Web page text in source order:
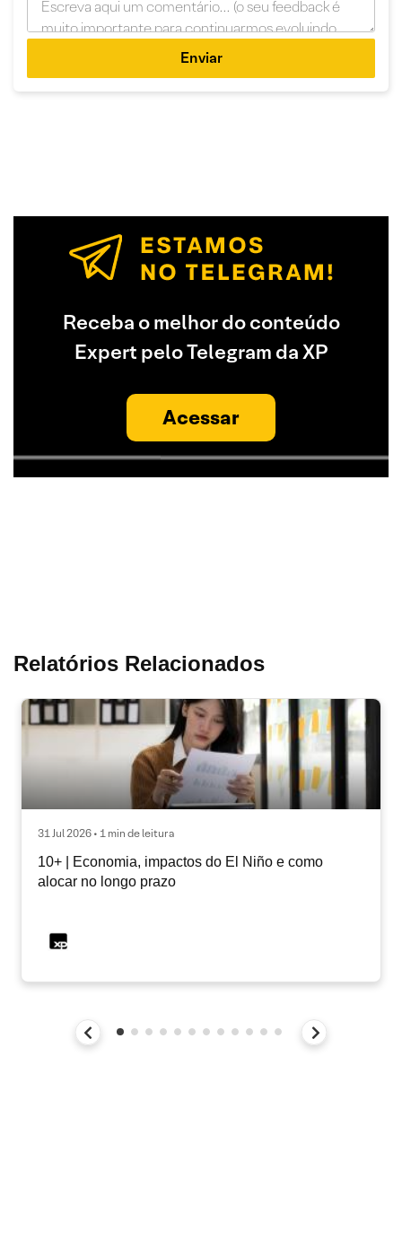
Enviar
Receba o melhor do conteúdo
Expert pelo Telegram da XP
Acessar
Relatórios Relacionados
31 Jul 2026 • 1 min de leitura
10+ | Economia, impactos do El Niño e como
alocar no longo prazo